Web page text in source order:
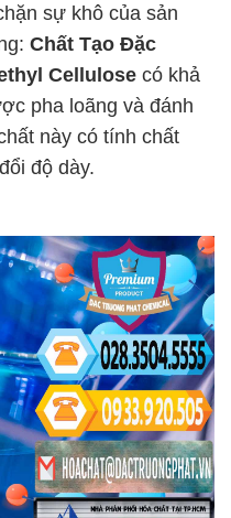
sự khô của sản
Chất Tạo Đặc
Cellulose có khả
pha loãng và đánh
này có tính chất
độ dày.